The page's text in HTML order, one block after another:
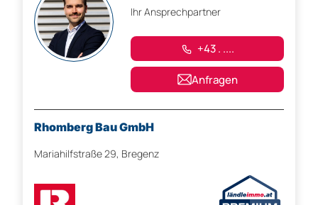
Ihr Ansprechpartner
+43 . ....
Anfragen
Rhomberg Bau GmbH
Mariahilfstraße 29, Bregenz